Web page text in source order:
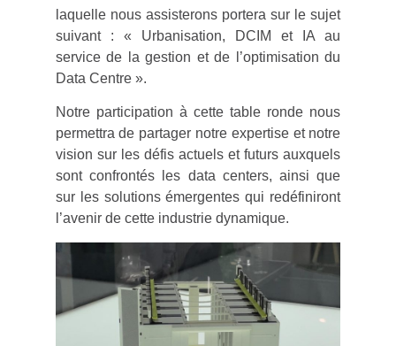
laquelle nous assisterons portera sur le sujet
suivant : « Urbanisation, DCIM et IA au
service de la gestion et de l’optimisation du
Data Centre ».
Notre participation à cette table ronde nous
permettra de partager notre expertise et notre
vision sur les défis actuels et futurs auxquels
sont confrontés les data centers, ainsi que
sur les solutions émergentes qui redéfiniront
l’avenir de cette industrie dynamique.